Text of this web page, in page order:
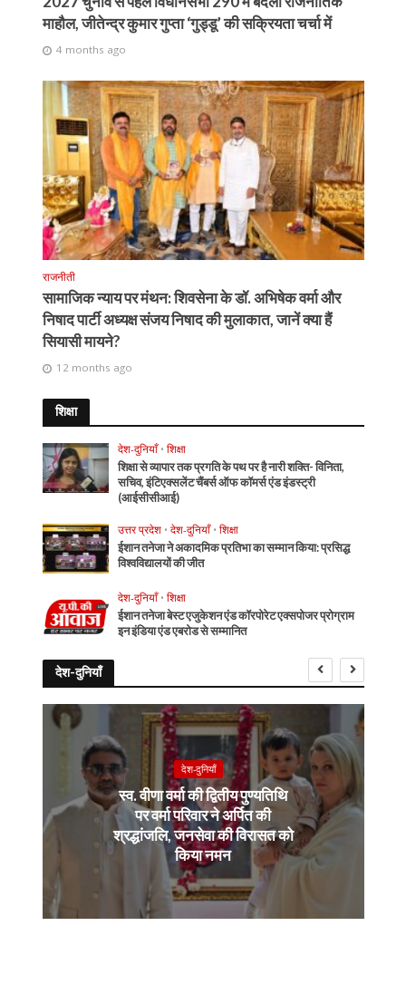
माहौल, जीतेन्द्र कुमार गुप्ता ‘गुड्डू’ की सक्रियता चर्चा में
4 months ago
राजनीती
सामाजिक न्याय पर मंथन: शिवसेना के डॉ. अभिषेक वर्मा और
निषाद पार्टी अध्यक्ष संजय निषाद की मुलाकात, जानें क्या हैं
सियासी मायने?
12 months ago
शिक्षा
देश-दुनियाँ • शिक्षा
शिक्षा से व्यापार तक प्रगति के पथ पर है नारी शक्ति- विनिता,
सचिव, इंटिएक्सलेंट चैंबर्स ऑफ कॉमर्स एंड इंडस्ट्री
(आईसीसीआई)
उत्तर प्रदेश • देश-दुनियाँ • शिक्षा
ईशान तनेजा ने अकादमिक प्रतिभा का सम्मान किया: प्रसिद्ध
विश्वविद्यालयों की जीत
देश-दुनियाँ • शिक्षा
ईशान तनेजा बेस्ट एजुकेशन एंड कॉरपोरेट एक्सपोजर प्रोग्राम
इन इंडिया एंड एबरोड से सम्मानित
देश-दुनियाँ
देश-दुनियाँ
स्व. वीणा वर्मा की द्वितीय पुण्यतिथि
पर वर्मा परिवार ने अर्पित की
श्रद्धांजलि, जनसेवा की विरासत को
किया नमन